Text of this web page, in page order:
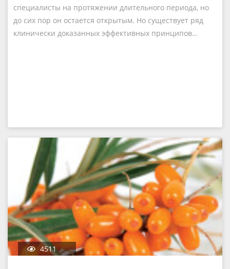
специалисты на протяжении длительного периода, но
до сих пор он остается открытым. Но существует ряд
клинически доказанных эффективных принципов…
4511